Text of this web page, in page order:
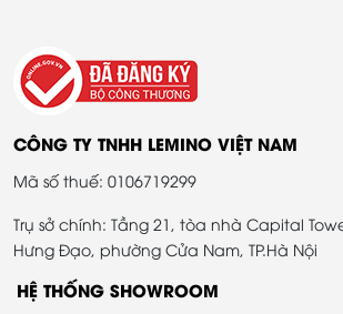
CÔNG TY TNHH LEMINO VIỆT NAM
Mã số thuế: 0106719299
Trụ sở chính: Tầng 21, tòa nhà Capital
Hưng Đạo, phường Cửa Nam, TP.Hà Nội
HỆ THỐNG SHOWROOM